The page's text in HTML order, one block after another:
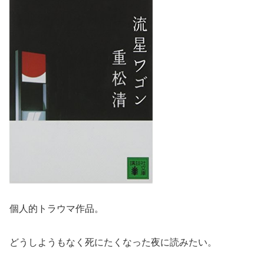
個人的トラウマ作品。
どうしようもなく死にたくなった夜に読みたい。